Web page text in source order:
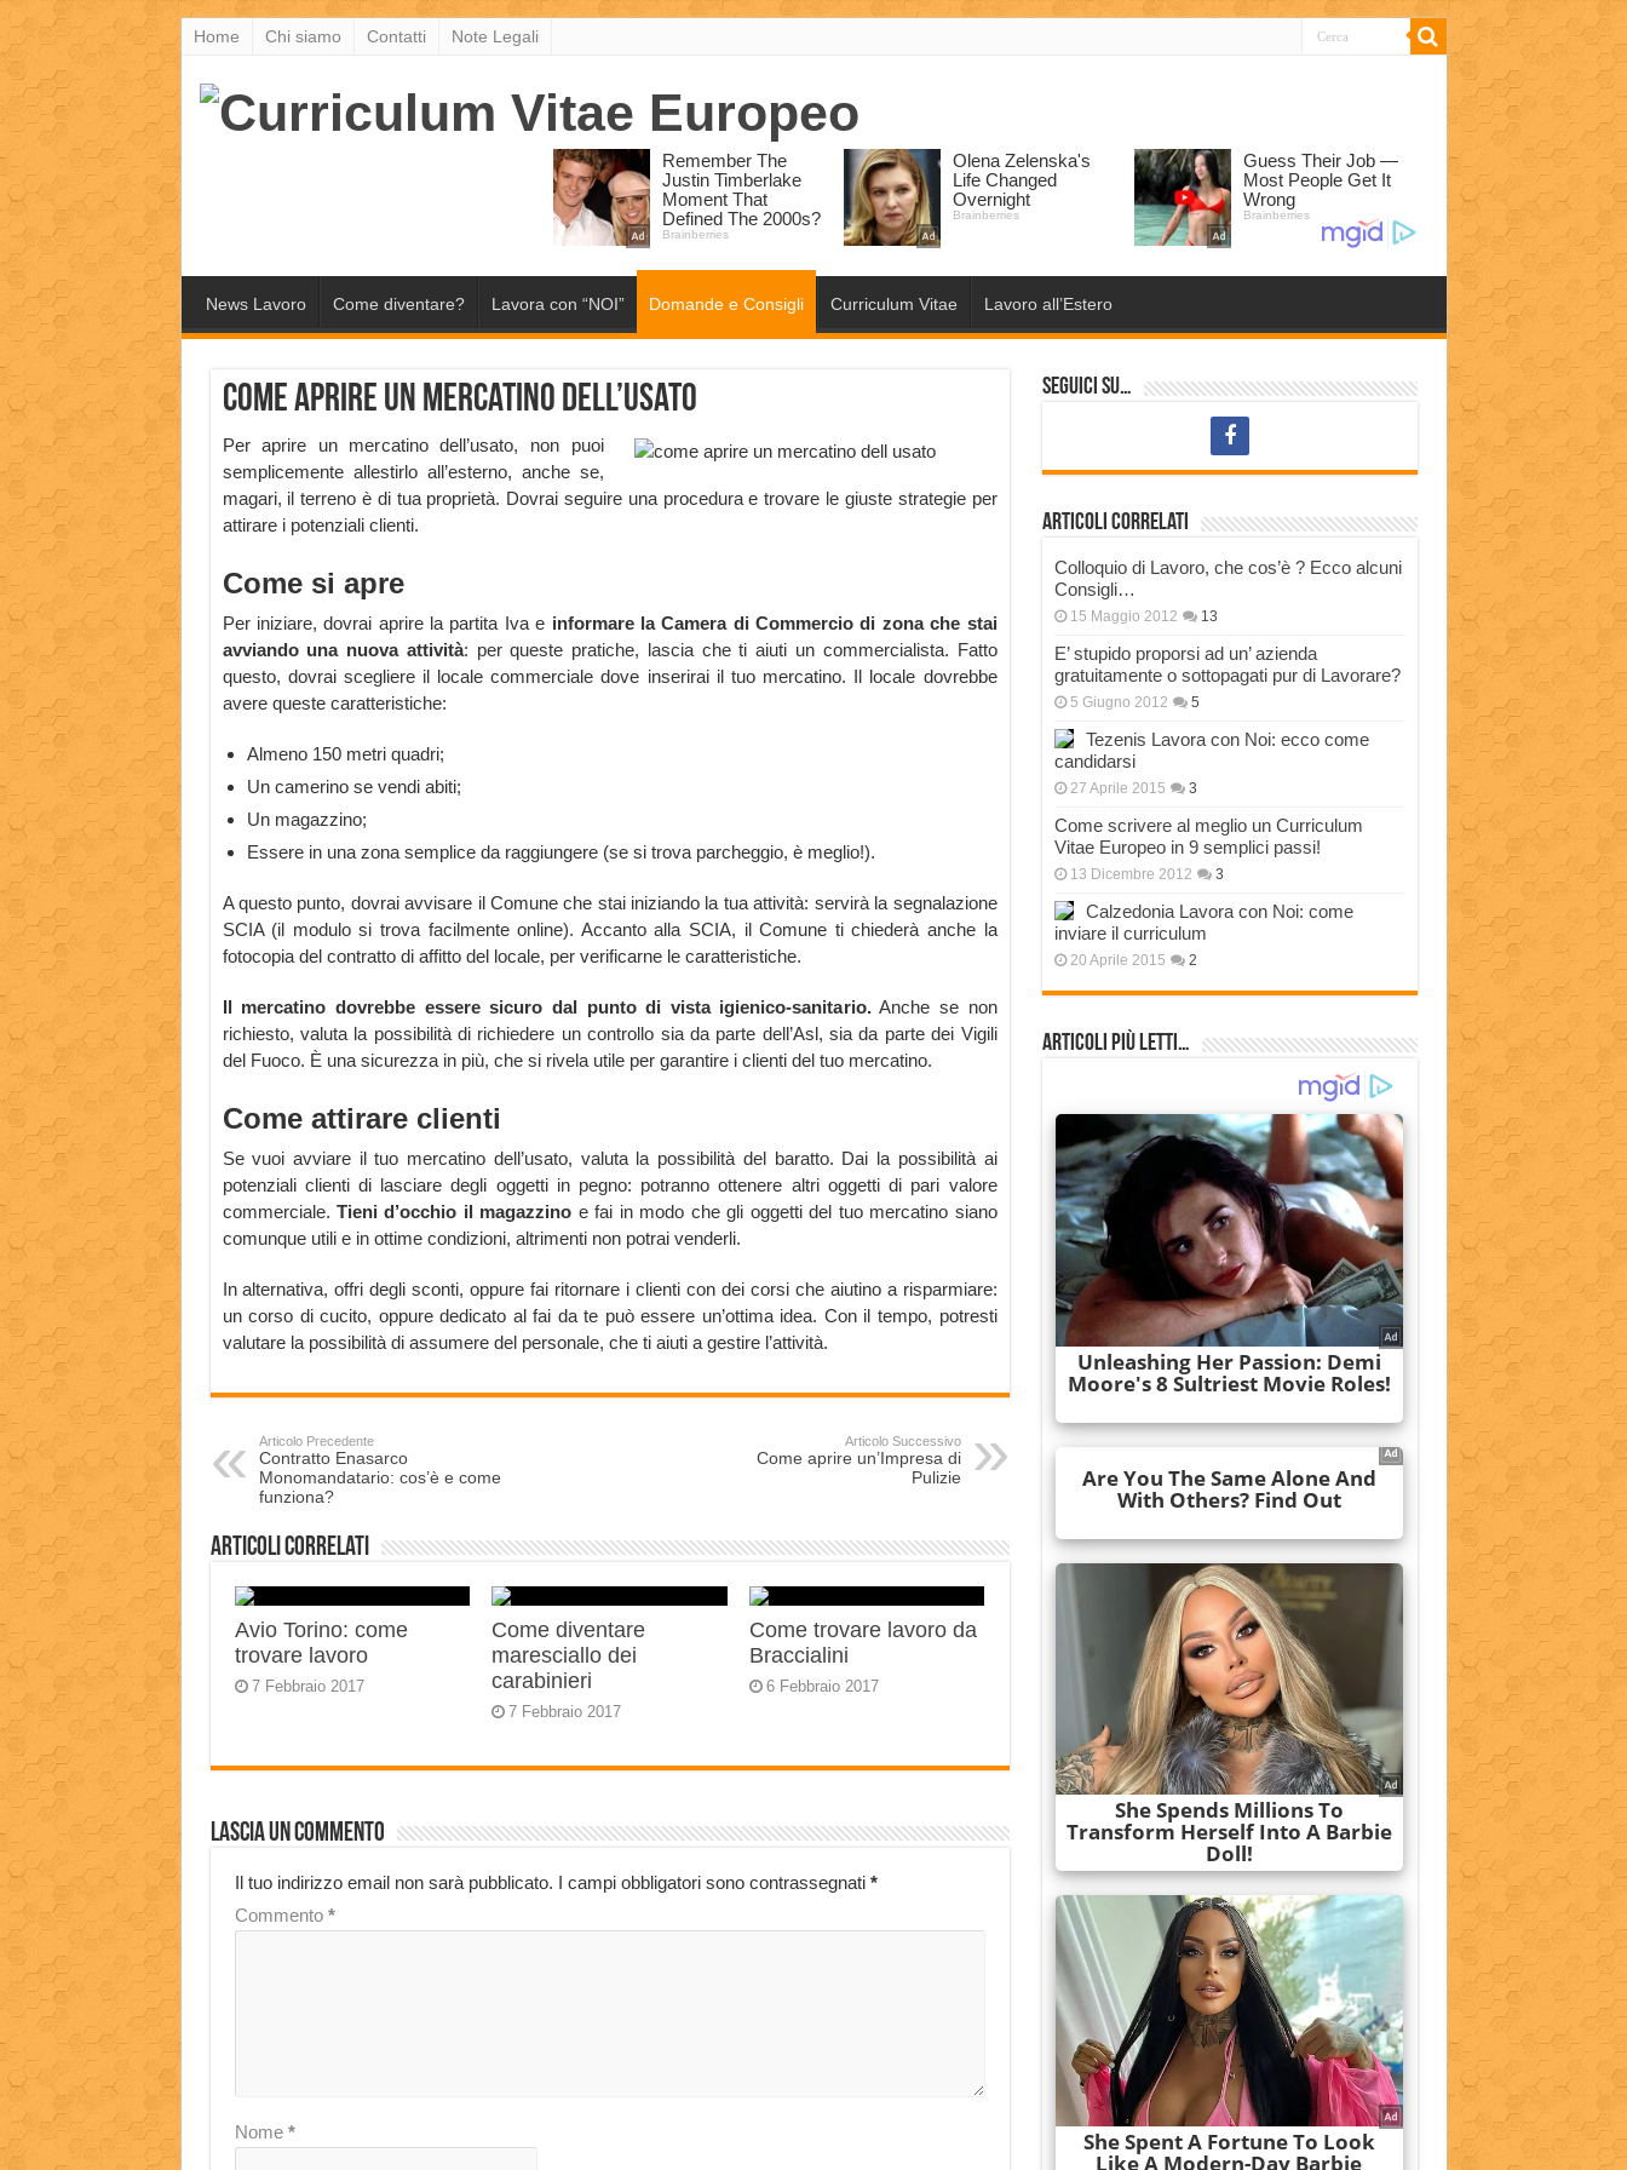
Home Chi siamo Contatti Note Legali
News Lavoro Come diventare? Lavora con “NOI” Domande e Consigli Curriculum Vitae Lavoro all’Estero
Come aprire un Mercatino dell’Usato
Per aprire un mercatino dell’usato, non puoi
semplicemente allestirlo all’esterno, anche se,
magari, il terreno è di tua proprietà. Dovrai seguire una procedura e trovare le giuste strategie per
attirare i potenziali clienti.
Come si apre
Per iniziare, dovrai aprire la partita Iva e informare la Camera di Commercio di zona che stai
avviando una nuova attività: per queste pratiche, lascia che ti aiuti un commercialista. Fatto
questo, dovrai scegliere il locale commerciale dove inserirai il tuo mercatino. Il locale dovrebbe
avere queste caratteristiche:
Almeno 150 metri quadri;
Un camerino se vendi abiti;
Un magazzino;
Essere in una zona semplice da raggiungere (se si trova parcheggio, è meglio!).
A questo punto, dovrai avvisare il Comune che stai iniziando la tua attività: servirà la segnalazione
SCIA (il modulo si trova facilmente online). Accanto alla SCIA, il Comune ti chiederà anche la
fotocopia del contratto di affitto del locale, per verificarne le caratteristiche.
Il mercatino dovrebbe essere sicuro dal punto di vista igienico-sanitario.Anche se non
richiesto, valuta la possibilità di richiedere un controllo sia da parte dell’Asl, sia da parte dei Vigili
del Fuoco. È una sicurezza in più, che si rivela utile per garantire i clienti del tuo mercatino.
Come attirare clienti
Se vuoi avviare il tuo mercatino dell’usato, valuta la possibilità del baratto. Dai la possibilità ai
potenziali clienti di lasciare degli oggetti in pegno: potranno ottenere altri oggetti di pari valore
commerciale. Tieni d’occhio il magazzino e fai in modo che gli oggetti del tuo mercatino siano
comunque utili e in ottime condizioni, altrimenti non potrai venderli.
In alternativa, offri degli sconti, oppure fai ritornare i clienti con dei corsi che aiutino a risparmiare:
un corso di cucito, oppure dedicato al fai da te può essere un’ottima idea. Con il tempo, potresti
valutare la possibilità di assumere del personale, che ti aiuti a gestire l’attività.
Articolo Precedente
Contratto Enasarco
Monomandatario: cos’è e come
funziona?
Articolo Successivo
Come aprire un’Impresa di
Pulizie
Articoli correlati
Avio Torino: come
trovare lavoro
7 Febbraio 2017
Come diventare
maresciallo dei
carabinieri
7 Febbraio 2017
Come trovare lavoro da
Braccialini
6 Febbraio 2017
Lascia un commento
Il tuo indirizzo email non sarà pubblicato. I campi obbligatori sono contrassegnati *
Commento *
Nome *
Seguici su…
Articoli correlati
Colloquio di Lavoro, che cos’è ? Ecco alcuni
Consigli…
15 Maggio 2012 13
E’ stupido proporsi ad un’ azienda
gratuitamente o sottopagati pur di Lavorare?
5 Giugno 2012 5
Tezenis Lavora con Noi: ecco come
candidarsi
27 Aprile 2015 3
Come scrivere al meglio un Curriculum
Vitae Europeo in 9 semplici passi!
13 Dicembre 2012 3
Calzedonia Lavora con Noi: come
inviare il curriculum
20 Aprile 2015 2
Articoli più Letti…